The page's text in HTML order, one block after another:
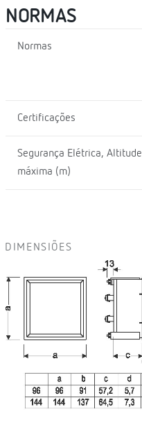
NORMAS
Normas
Certificações
Segurança Elétrica, Altitude
máxima (m)
DIMENSIÕES